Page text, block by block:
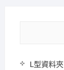
L型資料夾